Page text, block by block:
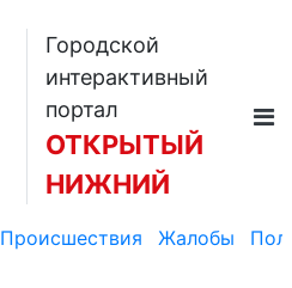
Городской
интерактивный
портал
ОТКРЫТЫЙ
НИЖНИЙ
Происшествия Жалобы